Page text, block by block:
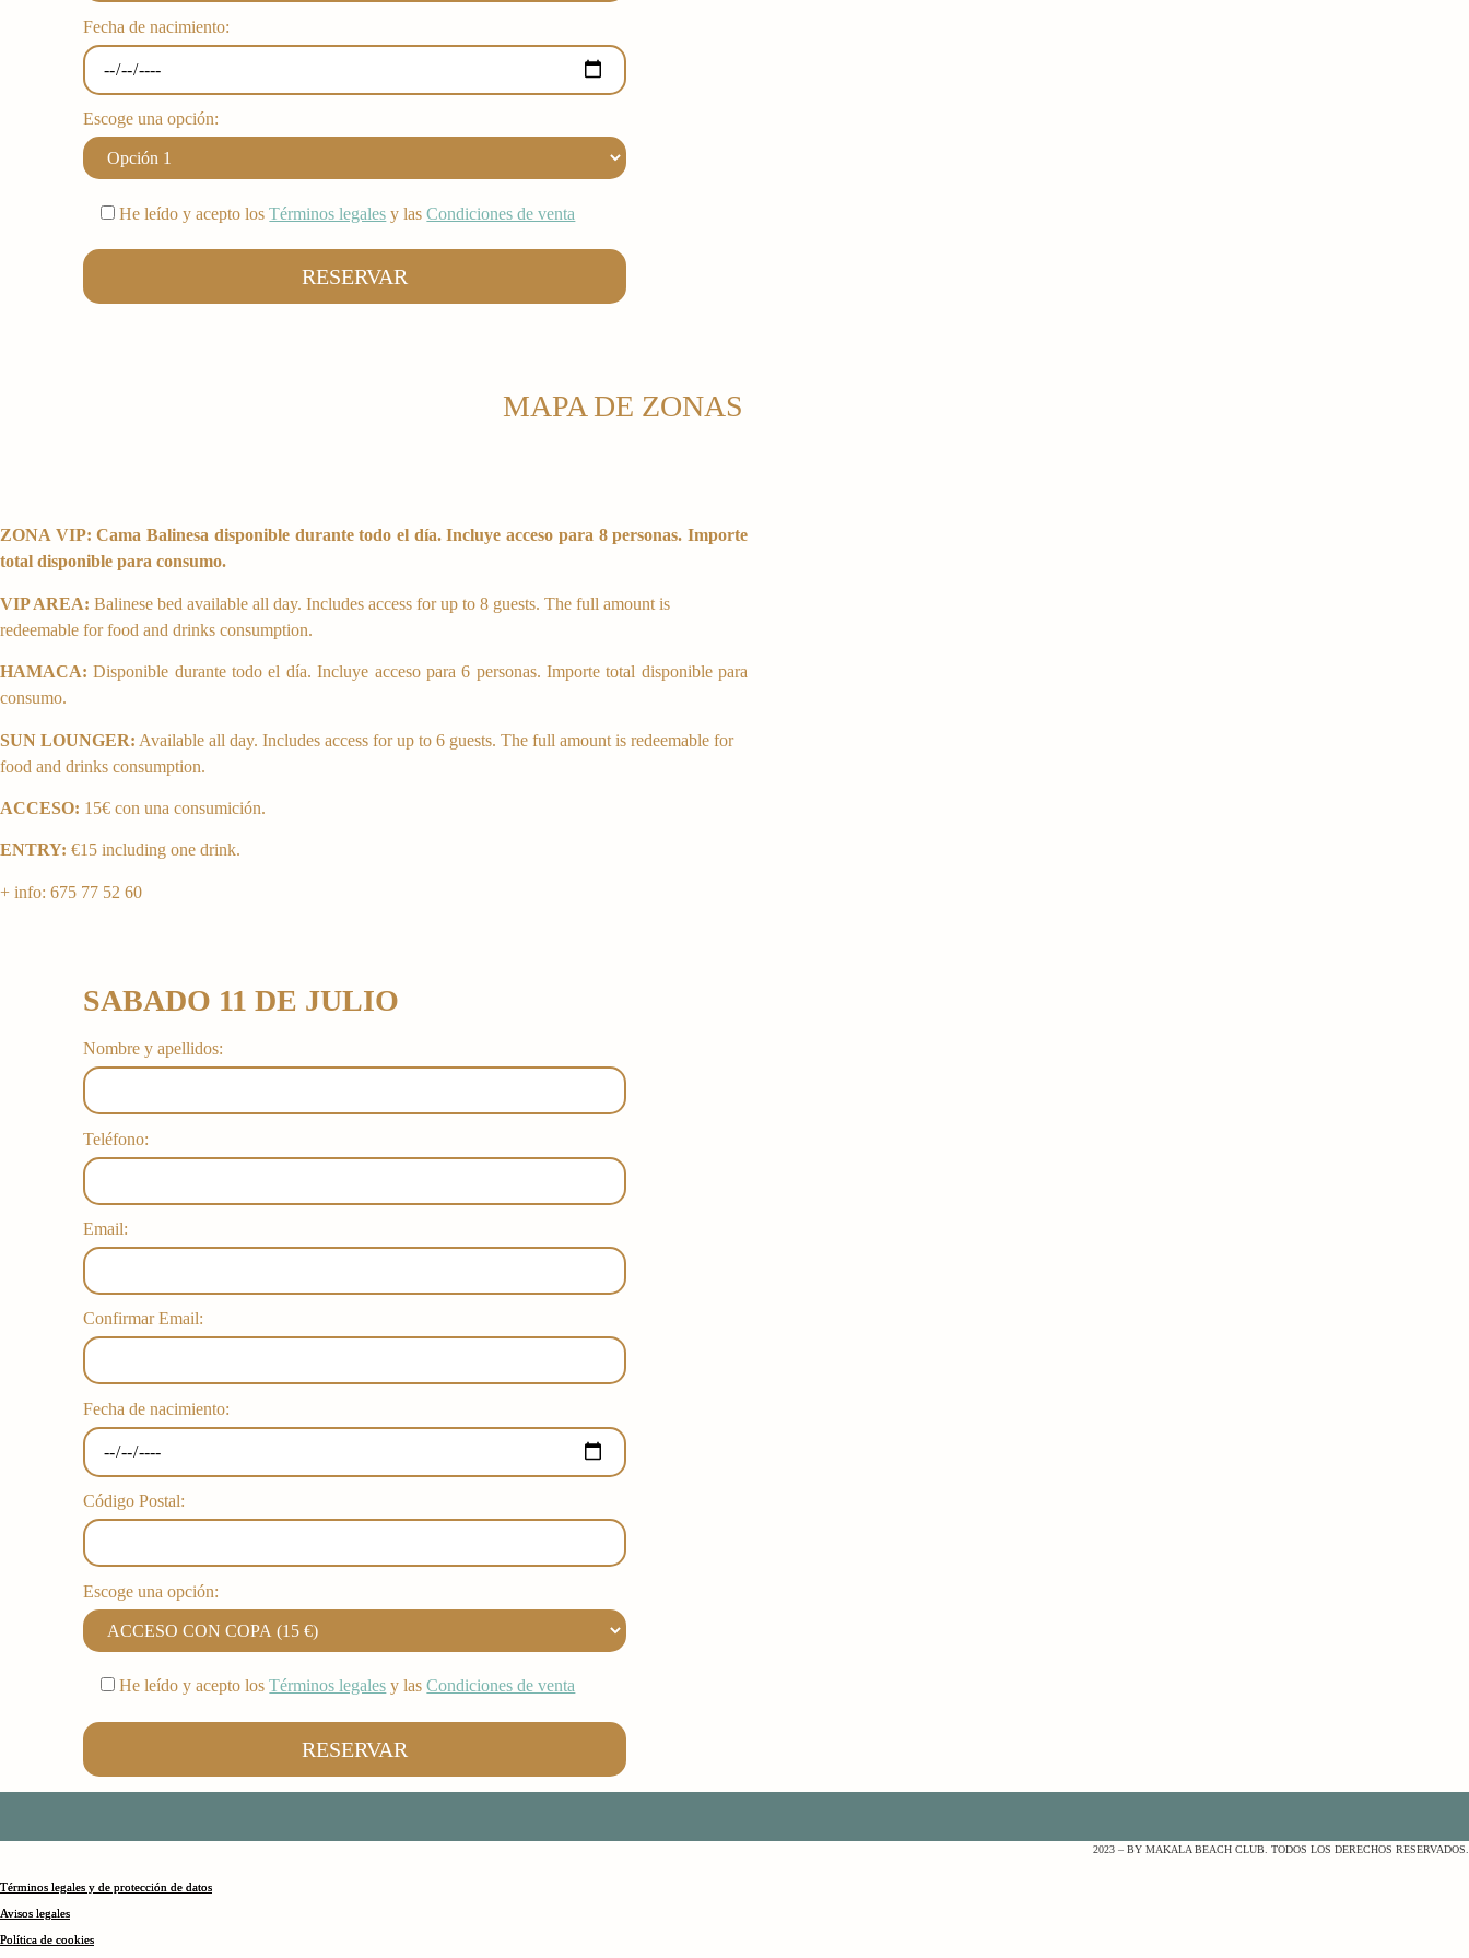
Fecha de nacimiento:
Escoge una opción:
He leído y acepto losTérminos legales y lasCondiciones de venta
MAPA DE ZONAS
ZONA VIP: Cama Balinesa disponible durante todo el día. Incluye acceso para 8 personas. Importe
total disponible para consumo.
VIP AREA: Balinese bed available all day. Includes access for up to 8 guests. The full amount is
redeemable for food and drinks consumption.
HAMACA: Disponible durante todo el día. Incluye acceso para 6 personas. Importe total disponible para
consumo.
SUN LOUNGER: Available all day. Includes access for up to 6 guests. The full amount is redeemable for
food and drinks consumption.
ACCESO: 15€ con una consumición.
ENTRY: €15 including one drink.
+ info: 675 77 52 60
SABADO 11 DE JULIO
Nombre y apellidos:
Teléfono:
Email:
Confirmar Email:
Fecha de nacimiento:
Código Postal:
Escoge una opción:
He leído y acepto losTérminos legales y lasCondiciones de venta
2023 – BY MAKALA BEACH CLUB. TODOS LOS DERECHOS RESERVADOS.
Términos legales y de protección de datos
Avisos legales
Política de cookies